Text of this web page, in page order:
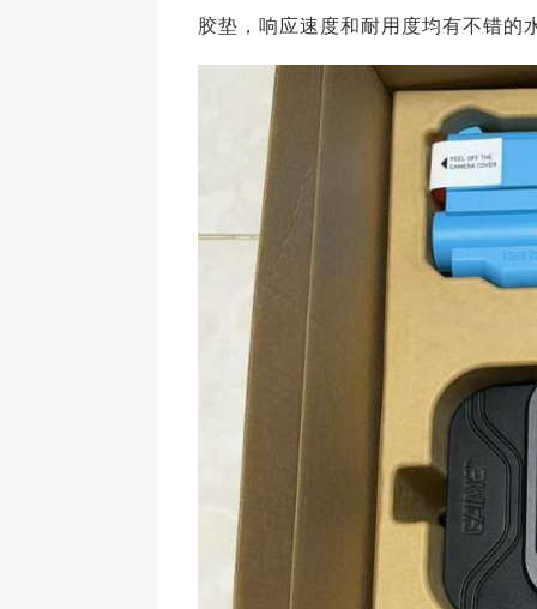
胶垫，响应速度和耐用度均有不错的